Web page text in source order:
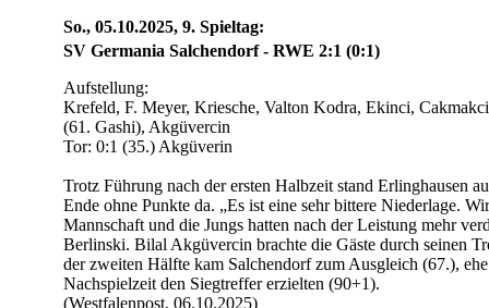
So., 05.10.2025, 9. Spieltag:
SV Germania Salchendorf - RWE 2:1 (0:1)
Aufstellung:
Krefeld, F. Meyer, Kriesche, Valton Kodra, Ekinci,
(61. Gashi), Akgüvercin
Tor: 0:1 (35.) Akgüverin
Trotz Führung nach der ersten Halbzeit stand Erlinghausen
Ende ohne Punkte da. „Es ist eine sehr bittere Niederlage.
Mannschaft und die Jungs hatten nach der Leistung mehr
Berlinski. Bilal Akgüvercin brachte die Gäste durch seinen
der zweiten Hälfte kam Salchendorf zum Ausgleich (67.),
Nachspielzeit den Siegtreffer erzielten (90+1).
(Westfalenpost, 06.10.2025)